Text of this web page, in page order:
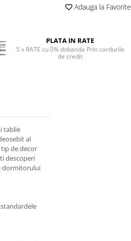
Adauga la Favorite
PLATA IN RATE
5 x RATE cu 0% dobanda Prin cardurile
de credit
tablie
al
de decor
descoperi
dormitorului